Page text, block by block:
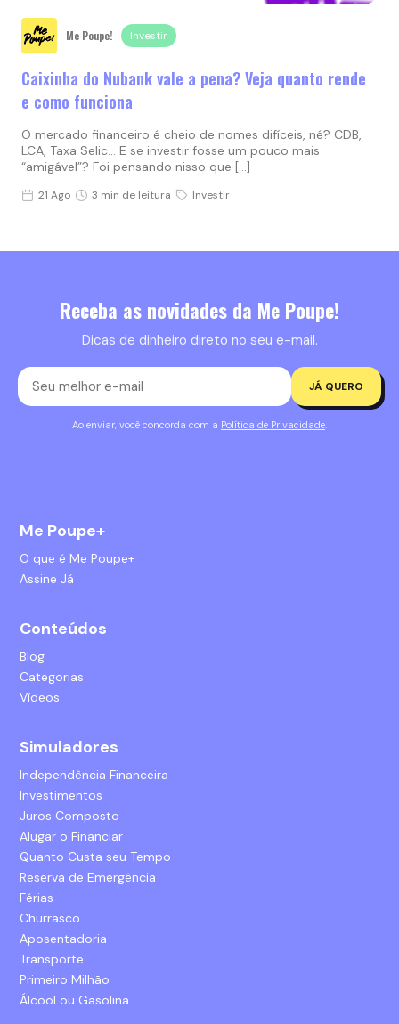
Me Poupe! Investir
Caixinha do Nubank vale a pena? Veja quanto rende
e como funciona
O mercado financeiro é cheio de nomes difíceis, né? CDB,
LCA, Taxa Selic… E se investir fosse um pouco mais
“amigável”? Foi pensando nisso que […]
21 Ago 3 min de leitura Investir
Receba as novidades da Me Poupe!
Dicas de dinheiro direto no seu e-mail.
JÁ QUERO
Ao enviar, você concorda com a Política de Privacidade
Me Poupe+
O que é Me Poupe+
Assine Já
Conteúdos
Blog
Categorias
Vídeos
Simuladores
Independência Financeira
Investimentos
Juros Composto
Alugar o Financiar
Quanto Custa seu Tempo
Reserva de Emergência
Férias
Churrasco
Aposentadoria
Transporte
Primeiro Milhão
Álcool ou Gasolina